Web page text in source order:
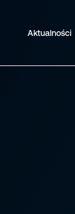
Aktualności